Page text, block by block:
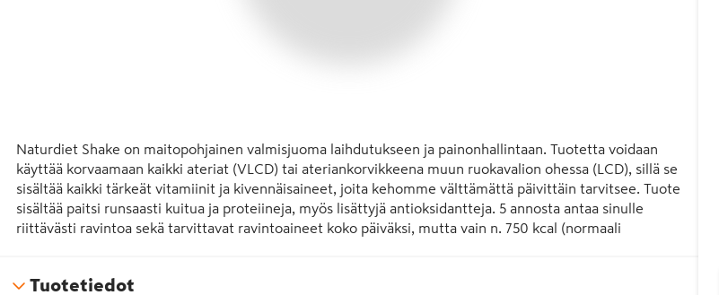
Naturdiet Shake on maitopohjainen valmisjuoma laihdutukseen ja painonhallintaan. Tuotetta voidaan
käyttää korvaamaan kaikki ateriat (VLCD) tai ateriankorvikkeena muun ruokavalion ohessa (LCD), sillä se
sisältää kaikki tärkeät vitamiinit ja kivennäisaineet, joita kehomme välttämättä päivittäin tarvitsee. Tuote
sisältää paitsi runsaasti kuitua ja proteiineja, myös lisättyjä antioksidantteja. 5 annosta antaa sinulle
riittävästi ravintoa sekä tarvittavat ravintoaineet koko päiväksi, mutta vain n. 750 kcal (normaali
Tuotetiedot